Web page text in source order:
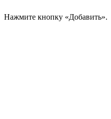
Нажмите кнопку «Добавить».